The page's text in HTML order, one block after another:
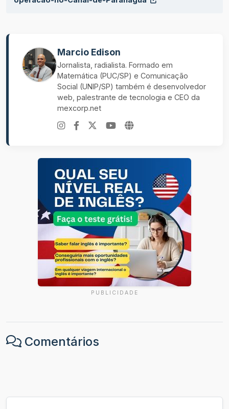
Marcio Edison
Jornalista, radialista. Formado em
Matemática (PUC/SP) e Comunicação
Social (UNIP/SP) também é desenvolvedor
web, palestrante de tecnologia e CEO da
mexcorp.net
PUBLICIDADE
Comentários